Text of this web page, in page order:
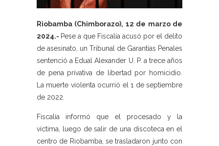
Riobamba (Chimborazo), 12 de marzo de
2024.- Pese a que Fiscalía acusó por el delito
de asesinato, un Tribunal de Garantías Penales
sentenció a Edual Alexander U. P. a trece años
de pena privativa de libertad por homicidio.
La muerte violenta ocurrió el 1 de septiembre
de 2022.
Fiscalía informó que el procesado y la
víctima, luego de salir de una discoteca en el
centro de Riobamba, se trasladaron junto con